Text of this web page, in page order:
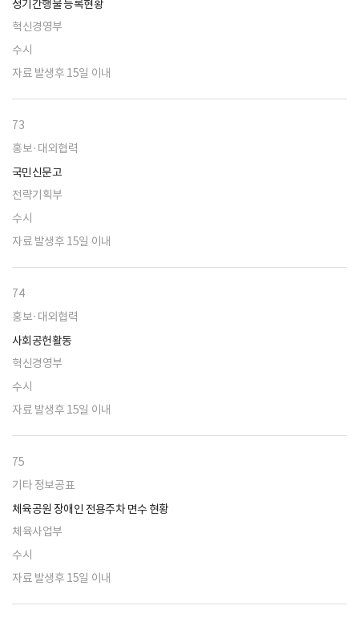
정기간행물 등록현황
혁신경영부
수시
자료 발생후 15일 이내
73
홍보·대외협력
국민신문고
전략기획부
수시
자료 발생후 15일 이내
74
홍보·대외협력
사회공헌활동
혁신경영부
수시
자료 발생후 15일 이내
75
기타 정보공표
체육공원 장애인 전용주차 면수 현황
체육사업부
수시
자료 발생후 15일 이내